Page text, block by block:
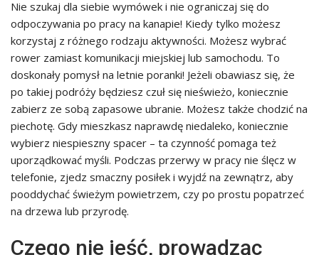
Nie szukaj dla siebie wymówek i nie ograniczaj się do
odpoczywania po pracy na kanapie! Kiedy tylko możesz
korzystaj z różnego rodzaju aktywności. Możesz wybrać
rower zamiast komunikacji miejskiej lub samochodu. To
doskonały pomysł na letnie poranki! Jeżeli obawiasz się, że
po takiej podróży będziesz czuł się nieświeżo, koniecznie
zabierz ze sobą zapasowe ubranie. Możesz także chodzić na
piechotę. Gdy mieszkasz naprawdę niedaleko, koniecznie
wybierz niespieszny spacer – ta czynność pomaga też
uporządkować myśli. Podczas przerwy w pracy nie ślęcz w
telefonie, zjedz smaczny posiłek i wyjdź na zewnątrz, aby
pooddychać świeżym powietrzem, czy po prostu popatrzeć
na drzewa lub przyrodę.
Czego nie jeść, prowadząc